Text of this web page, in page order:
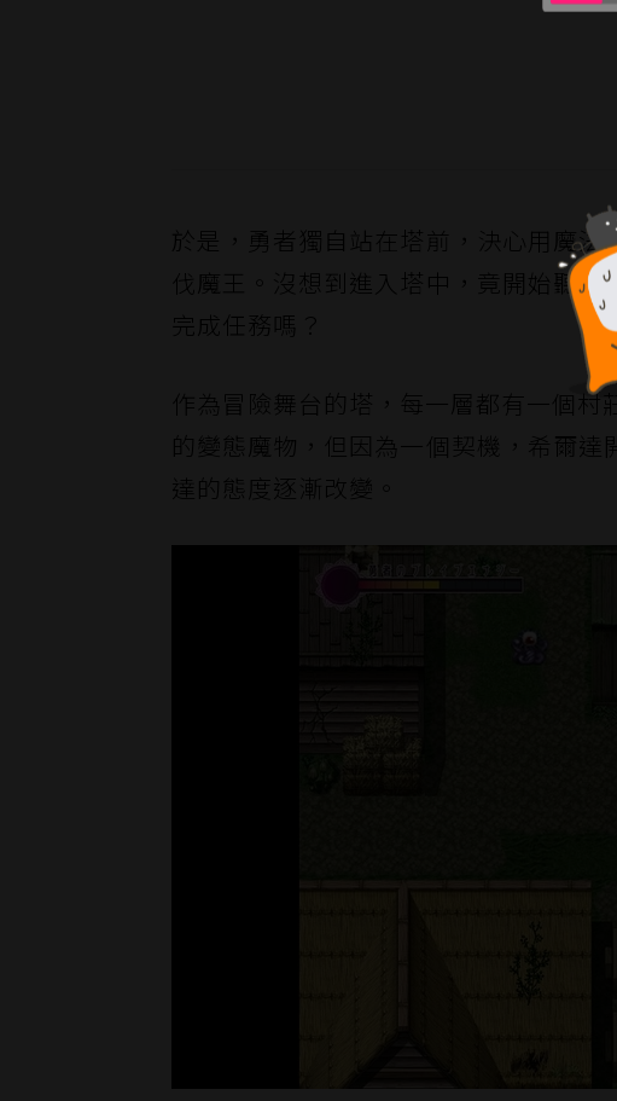
於是，勇者獨自站在塔前，決心用魔
伐魔王。沒想到進入塔中，竟開始聽得
完成任務嗎？
作為冒險舞台的塔，每一層都有一個
的變態魔物，但因為一個契機，希爾
達的態度逐漸改變。